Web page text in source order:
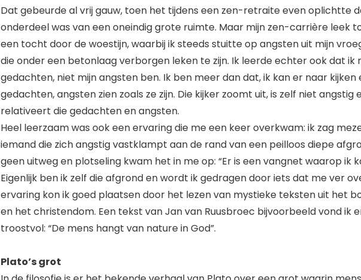
Dat gebeurde al vrij gauw, toen het tijdens een zen-retraite even oplichtte
onderdeel was van een oneindig grote ruimte. Maar mijn zen-carrière leek
een tocht door de woestijn, waarbij ik steeds stuitte op angsten uit mijn
die onder een betonlaag verborgen leken te zijn. Ik leerde echter ook dat ik
gedachten, niet mijn angsten ben. Ik ben meer dan dat, ik kan er naar kijken
gedachten, angsten zien zoals ze zijn. Die kijker zoomt uit, is zelf niet angstig
relativeert die gedachten en angsten.
Heel leerzaam was ook een ervaring die me een keer overkwam: ik zag
iemand die zich angstig vastklampt aan de rand van een peilloos diepe
geen uitweg en plotseling kwam het in me op: “Er is een vangnet waarop ik
Eigenlijk ben ik zelf die afgrond en wordt ik gedragen door iets dat me ver
ervaring kon ik goed plaatsen door het lezen van mystieke teksten uit het
en het christendom. Een tekst van Jan van Ruusbroec bijvoorbeeld vond ik
troostvol: “De mens hangt van nature in God”.
Plato’s grot